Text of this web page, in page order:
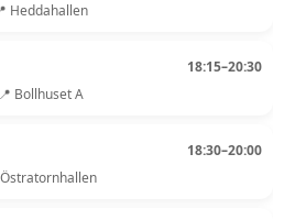
Heddahallen
18:15–20:30
📍 Bollhuset A
18:30–20:00
Östratornhallen